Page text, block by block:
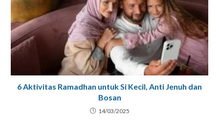
6 Aktivitas Ramadhan untuk Si Kecil, Anti Jenuh dan
Bosan
14/03/2025